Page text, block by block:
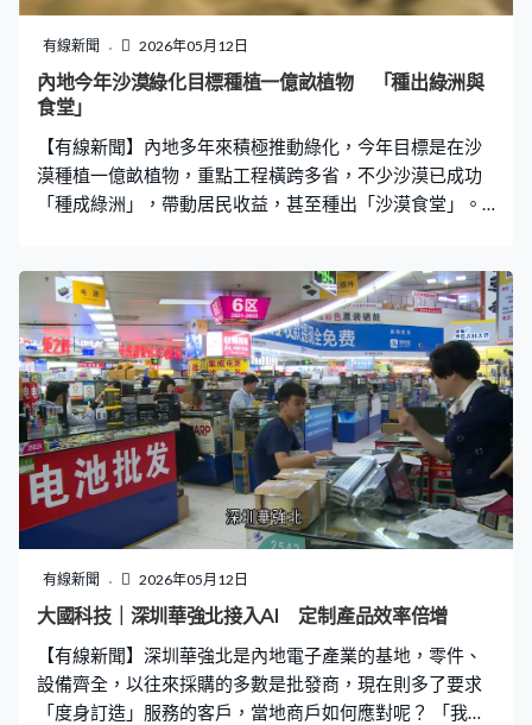
信圓明園的文物最有希望歸還，一來它們是被軍事搶掠，
同時屬於法案規定的時段。另外法案亦要求提供證據，判
定文物是否非法所得，專家指文物溯源有一定難度。中國
海外文物研究中心主任段勇：「就是要明確流失文物、它
代文物往往缺少具體的檔案記錄，因此還需要進
有線新聞 2026年05月12日
內地今年沙漠綠化目標種植一億畝植物 「種出綠洲與
食堂」
【有線新聞】內地多年來積極推動綠化，今年目標是在沙
漠種植一億畝植物，重點工程橫跨多省，不少沙漠已成功
「種成綠洲」，帶動居民收益，甚至種出「沙漠食堂」。
北、東北的「三北」防護林工程是重中之重，超過240個
項目在新疆、甘肅、內蒙古等地同步進行，部分項目還會
召集年輕志願者參與。在和田戈壁灘，首批880畝經過航
天育種的「太空蘆竹」抗逆性更強；其他沙漠「新住客」
還有甘蔗、沙棗、玫瑰、中藥材和開心果。 內蒙古阿拉善
就有超過500塊編號的林地，來自福建的種樹人葉惠平十
多年前獨自到騰格里沙漠種樹，從「甚麼都沒有」的流動
沙丘，種出如今的「沙漠食堂」。葉惠平：「馬蘭湖羊
肉，羊是我們自己養的；沙蔥炒雞蛋，沙蔥也是我們自己
種的；沙漠銀耳羹。以前是沙子吃了我們，現在我們通過
一棵棵樹，把沙漠種成了綠洲，這就是我們『吃掉』沙漠
的方式。」葉惠平第一年種下的植物幾乎全軍覆沒，後來
摸索出方法令更多樹木存活下來，還創造收益。 愈來愈多
牧民向她學種樹，用老化的花棒做成菌包，種出銀耳，不
僅改善生計，剩下的菌渣還能改良土壤。騰格里
有線新聞 2026年05月12日
大國科技｜深圳華強北接入AI 定制產品效率倍增
【有線新聞】深圳華強北是內地電子產業的基地，零件、
設備齊全，以往來採購的多數是批發商，現在則多了要求
「度身訂造」服務的客戶，當地商戶如何應對呢？ 「我想